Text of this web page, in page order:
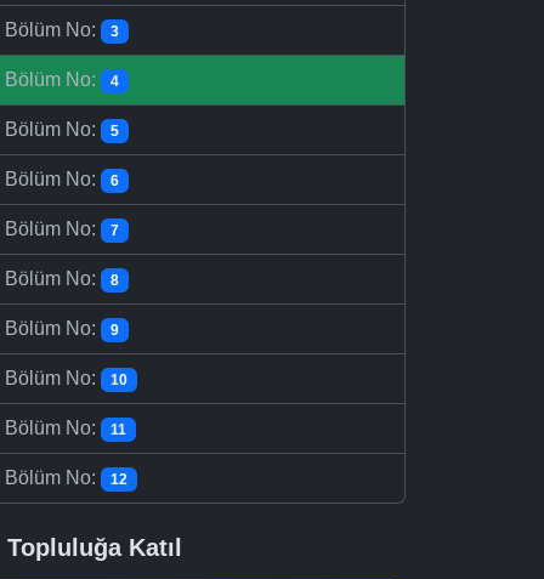
Bölüm No: 3
Bölüm No: 4
Bölüm No: 5
Bölüm No: 6
Bölüm No: 7
Bölüm No: 8
Bölüm No: 9
Bölüm No: 10
Bölüm No: 11
Bölüm No: 12
Topluluğa Katıl